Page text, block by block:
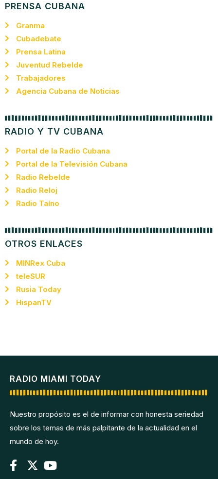
PRENSA CUBANA
Granma
Cubadebate
Prensa Latina
Juventud Rebelde
Trabajadores
Agencia Cubana de Noticias
RADIO Y TV CUBANA
Portal de la Radio Cubana
Portal de la Televisión Cubana
Radio Rebelde
Radio Reloj
Radio Taíno
OTROS ENLACES
MINRex Cuba
teleSUR
Rusia Today
HispanTV
RADIO MIAMI TODAY
Nuestro propósito es el de informar con honesta seriedad
sobre los temas de más palpitante de la actualidad en el
mundo de hoy.